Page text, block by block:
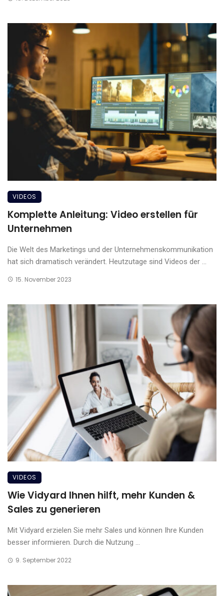
VIDEOS
Komplette Anleitung: Video erstellen für
Unternehmen
Die Welt des Marketings und der Unternehmenskommunikation
hat sich dramatisch verändert. Heutzutage sind Videos der ...
15. November 2023
VIDEOS
Wie Vidyard Ihnen hilft, mehr Kunden &
Sales zu generieren
Mit Vidyard erzielen Sie mehr Sales und können Ihre Kunden
besser informieren. Durch die Nutzung ...
9. September 2022